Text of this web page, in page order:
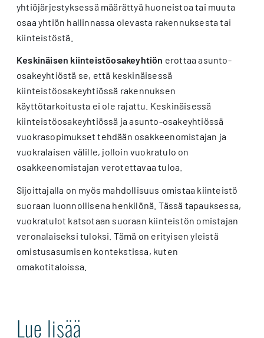
yhtiöjärjestyksessä määrättyä huoneistoa tai muuta
osaa yhtiön hallinnassa olevasta rakennuksesta tai
kiinteistöstä.
Keskinäisen kiinteistöosakeyhtiön erottaa asunto-
osakeyhtiöstä se, että keskinäisessä
kiinteistöosakeyhtiössä rakennuksen
käyttötarkoitusta ei ole rajattu. Keskinäisessä
kiinteistöosakeyhtiössä ja asunto-osakeyhtiössä
vuokrasopimukset tehdään osakkeenomistajan ja
vuokralaisen välille, jolloin vuokratulo on
osakkeenomistajan verotettavaa tuloa.
Sijoittajalla on myös mahdollisuus omistaa kiinteistö
suoraan luonnollisena henkilönä. Tässä tapauksessa,
vuokratulot katsotaan suoraan kiinteistön omistajan
veronalaiseksi tuloksi. Tämä on erityisen yleistä
omistusasumisen kontekstissa, kuten
omakotitaloissa.
Lue lisää